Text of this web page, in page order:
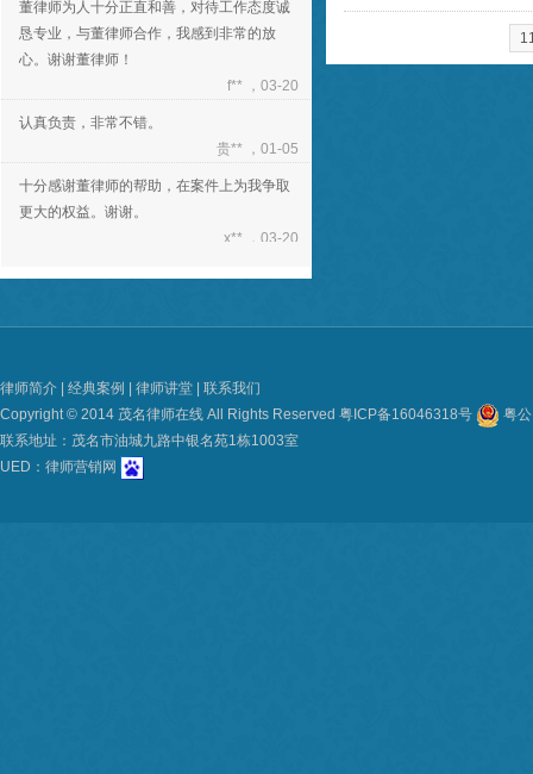
恳专业，与董律师合作，我感到非常的放
心。谢谢董律师！
更大的权益。谢谢。
心。谢谢董律师！
律师简介 经典案例 律师讲堂
联系我们
Copyright © 2014 茂名律师在线 All Rights Reserved 粤ICP备16046318号
粤
联系地址：茂名市油城九路中银名苑1栋1003室
UED： 律师营销网